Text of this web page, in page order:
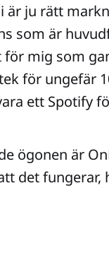
är ju rätt
som är
för mig som
för ungefär
ett Spotify
ögonen är
det fungerar,